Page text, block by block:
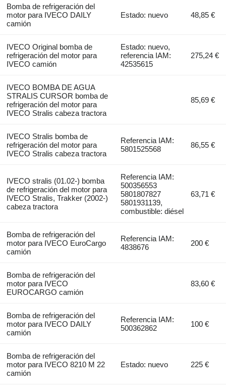
Bomba de refrigeración del
motor para IVECO DAILY
camión
Estado: nuevo 48,85 €
IVECO Original bomba de
refrigeración del motor para
IVECO camión
Estado: nuevo,
referencia IAM:
42535615
275,24 €
IVECO BOMBA DE AGUA
STRALIS CURSOR bomba de
refrigeración del motor para
IVECO Stralis cabeza tractora
85,69 €
IVECO Stralis bomba de
refrigeración del motor para
IVECO Stralis cabeza tractora
Referencia IAM:
5801525568
86,55 €
IVECO stralis (01.02-) bomba
de refrigeración del motor para
IVECO Stralis, Trakker (2002-)
cabeza tractora
Referencia IAM:
500356553
5801807827
5801931139,
combustible: diésel
63,71 €
Bomba de refrigeración del
motor para IVECO EuroCargo
camión
Referencia IAM:
4838676
200 €
Bomba de refrigeración del
motor para IVECO
EUROCARGO camión
83,60 €
Bomba de refrigeración del
motor para IVECO DAILY
camión
Referencia IAM:
500362862
100 €
Bomba de refrigeración del
motor para IVECO 8210 M 22
camión
Estado: nuevo 225 €